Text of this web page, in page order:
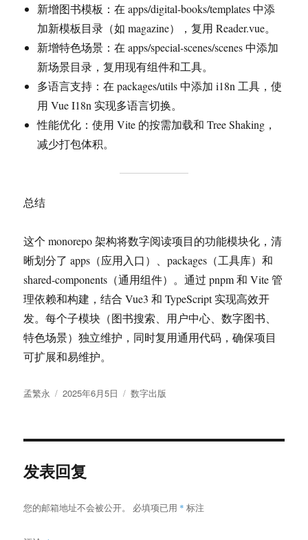
新增图书模板：在 apps/digital-books/templates 中添
加新模板目录（如 magazine），复用 Reader.vue。
新增特色场景：在 apps/special-scenes/scenes 中添加
新场景目录，复用现有组件和工具。
多语言支持：在 packages/utils 中添加 i18n 工具，使
用 Vue I18n 实现多语言切换。
性能优化：使用 Vite 的按需加载和 Tree Shaking，
减少打包体积。
总结
这个 monorepo 架构将数字阅读项目的功能模块化，清
晰划分了 apps（应用入口）、packages（工具库）和
shared-components（通用组件）。通过 pnpm 和 Vite 管
理依赖和构建，结合 Vue3 和 TypeScript 实现高效开
发。每个子模块（图书搜索、用户中心、数字图书、
特色场景）独立维护，同时复用通用代码，确保项目
可扩展和易维护。
作
孟繁永
发
2025年6月5日
分
数字出版
发表回复
您的邮箱地址不会被公开。 必填项已用 * 标注